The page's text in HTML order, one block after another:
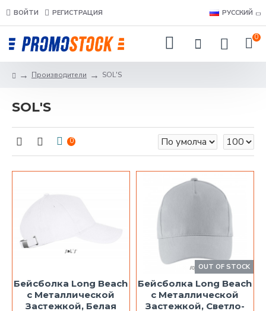
ВОЙТИ РЕГИСТРАЦИЯ РУССКИЙ
0
Производители SOL'S
SOL'S
0
Бейсболка Long Beach
с Металлической
Застежкой, Белая
OUT OF STOCK
Бейсболка Long Beach
с Металлической
Застежкой, Светло-